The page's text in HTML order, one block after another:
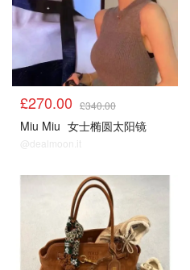
£270.00 £340.00
Miu Miu 女士椭圆太阳镜
@dealmoon.it